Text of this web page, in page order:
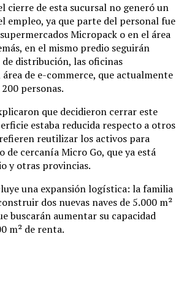
cierre de esta sucursal no generó un
empleo, ya que parte del personal fue
Micropack o en el área
en el mismo predio seguirán
distribución, las oficinas
de e-commerce, que actualmente
personas.
que decidieron cerrar este
estaba reducida respecto a otros
reutilizar los activos para
de cercanía Micro Go, que ya está
y otras provincias.
una expansión logística: la familia
dos nuevas naves de 5.000 m²
buscarán aumentar su capacidad
m² de renta.